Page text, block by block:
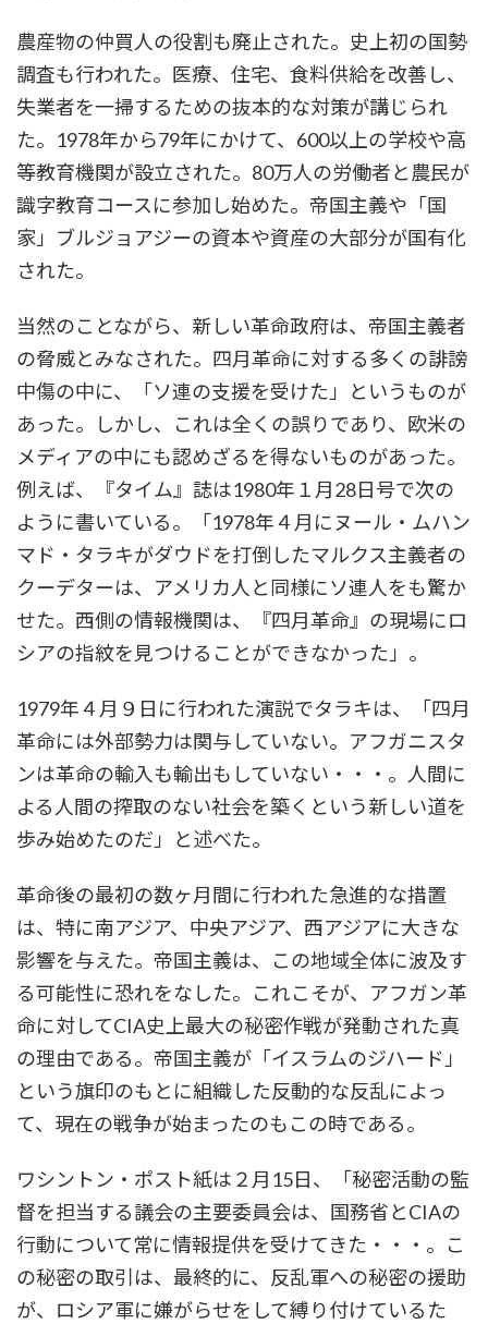
農産物の仲買人の役割も廃止された。史上初の国勢
調査も行われた。医療、住宅、食料供給を改善し、
失業者を一掃するための抜本的な対策が講じられ
た。1978年から79年にかけて、600以上の学校や高
等教育機関が設立された。80万人の労働者と農民が
識字教育コースに参加し始めた。帝国主義や「国
家」ブルジョアジーの資本や資産の大部分が国有化
された。
当然のことながら、新しい革命政府は、帝国主義者
の脅威とみなされた。四月革命に対する多くの誹謗
中傷の中に、「ソ連の支援を受けた」というものが
あった。しかし、これは全くの誤りであり、欧米の
メディアの中にも認めざるを得ないものがあった。
例えば、『タイム』誌は1980年１月28日号で次の
ように書いている。「1978年４月にヌール・ムハン
マド・タラキがダウドを打倒したマルクス主義者の
クーデターは、アメリカ人と同様にソ連人をも驚か
せた。西側の情報機関は、『四月革命』の現場にロ
シアの指紋を見つけることができなかった」。
1979年４月９日に行われた演説でタラキは、「四月
革命には外部勢力は関与していない。アフガニスタ
ンは革命の輸入も輸出もしていない・・・。人間に
よる人間の搾取のない社会を築くという新しい道を
歩み始めたのだ」と述べた。
革命後の最初の数ヶ月間に行われた急進的な措置
は、特に南アジア、中央アジア、西アジアに大きな
影響を与えた。帝国主義は、この地域全体に波及す
る可能性に恐れをなした。これこそが、アフガン革
命に対してCIA史上最大の秘密作戦が発動された真
の理由である。帝国主義が「イスラムのジハード」
という旗印のもとに組織した反動的な反乱によっ
て、現在の戦争が始まったのもこの時である。
ワシントン・ポスト紙は２月15日、「秘密活動の監
督を担当する議会の主要委員会は、国務省とCIAの
行動について常に情報提供を受けてきた・・・。こ
の秘密の取引は、最終的に、反乱軍への秘密の援助
が、ロシア軍に嫌がらせをして縛り付けているた